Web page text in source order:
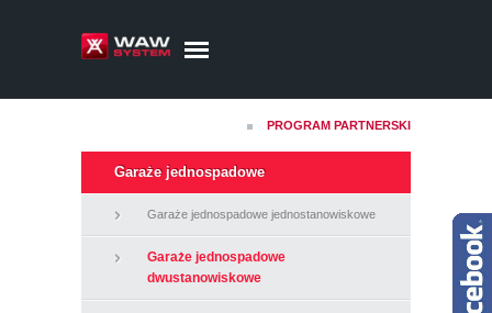
PROGRAM PARTNERSKI
Garaże jednospadowe
Garaże jednospadowe jednostanowiskowe
Garaże jednospadowe
dwustanowiskowe